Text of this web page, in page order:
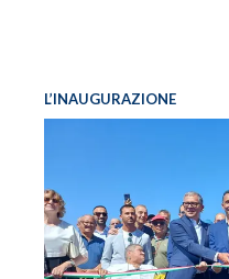
L’INAUGURAZIONE